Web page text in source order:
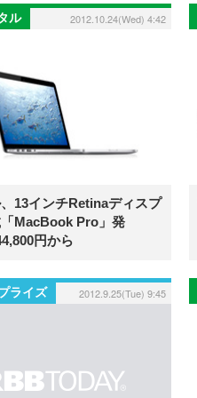
ル 2012.10.24(Wed) 4:42
13インチRetinaディスプ
MacBook Pro」発
円から
ライズ 2012.9.25(Tue) 9:45